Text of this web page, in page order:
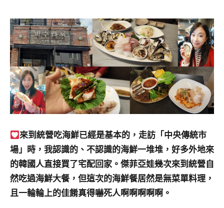
節
目
班
底、
外
景
節
目
持、
吳
哥
窟
泰
國
來到統營吃海鮮已經是基本的，走訪「中央傳統市
場」時，我認識的、不認識的海鮮一堆堆，好多外地來
的韓國人直接買了宅配回家。傑菲亞娃幾次來到統營自
然吃過海鮮大餐，但這次的海鮮餐居然是無菜單料理，
且一輪輪上的佳餚真得嚇死人啊啊啊啊啊。